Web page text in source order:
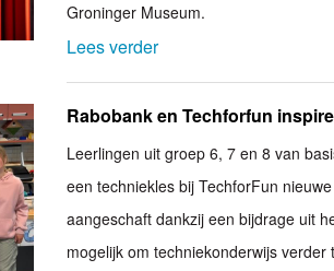
Groninger Museum.
Lees verder
Rabobank en Techforfun
Leerlingen uit groep 6, 7 en 8 van
een techniekles bij TechforFun
aangeschaft dankzij een bijdrage uit
mogelijk om techniekonderwijs verder